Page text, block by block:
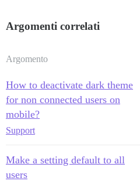
Argomenti correlati
Argomento
How to deactivate dark theme
for non connected users on
mobile?
Support
Make a setting default to all
users